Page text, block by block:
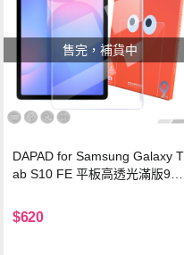
售完，補貨中
DAPAD for Samsung Galaxy T
ab S10 FE 平板高透光滿版9H
$620